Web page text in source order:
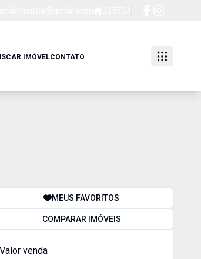
IMÓVELCONTATO
MEUS FAVORITOS
COMPARAR IMÓVEIS
Valor venda